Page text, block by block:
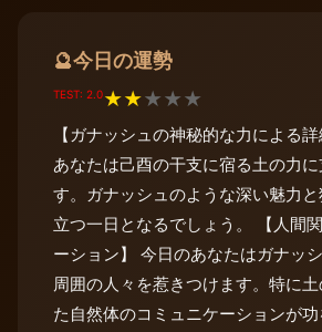
🔮今日の運勢
TEST: 2.0★★★★★
【ガナッシュの神秘的な力による
あなたは己酉の干支に宿る土の力
す。ガナッシュのような深い魅力
立つ一日となるでしょう。 【人間
ーション】 今日のあなたはガナッ
周囲の人々を惹きつけます。特に
た自然体のコミュニケーションが功